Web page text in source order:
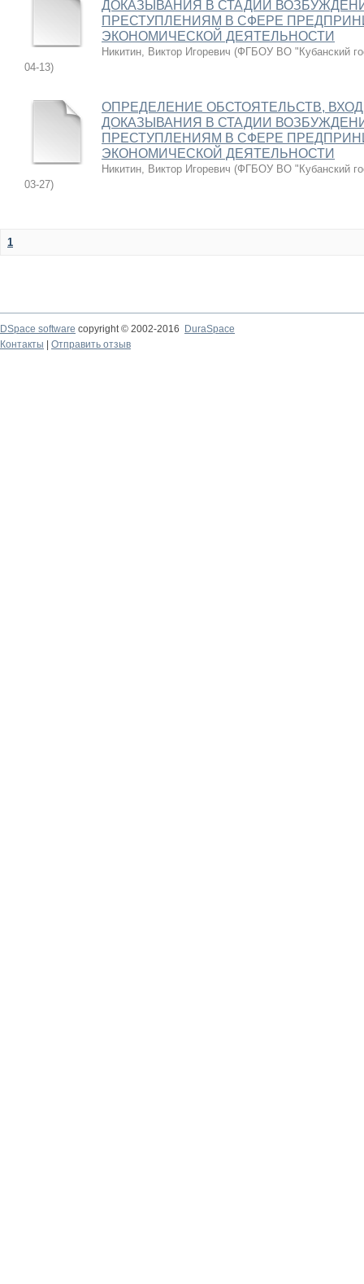
ДОКАЗЫВАНИЯ В СТАДИИ
ПРЕСТУПЛЕНИЯМ В СФЕРЕ
ЭКОНОМИЧЕСКОЙ ДЕЯТЕЛЬНОСТИ
Никитин, Виктор Игоревич (ФГБОУ ВО "Кубанский
04-13)
ОПРЕДЕЛЕНИЕ ОБСТОЯТЕЛЬСТВ,
ДОКАЗЫВАНИЯ В СТАДИИ
ПРЕСТУПЛЕНИЯМ В СФЕРЕ
ЭКОНОМИЧЕСКОЙ ДЕЯТЕЛЬНОСТИ
Никитин, Виктор Игоревич (ФГБОУ ВО "Кубанский
03-27)
1
DSpace software copyright © 2002-2016
DuraSpace
Контакты
Отправить отзыв